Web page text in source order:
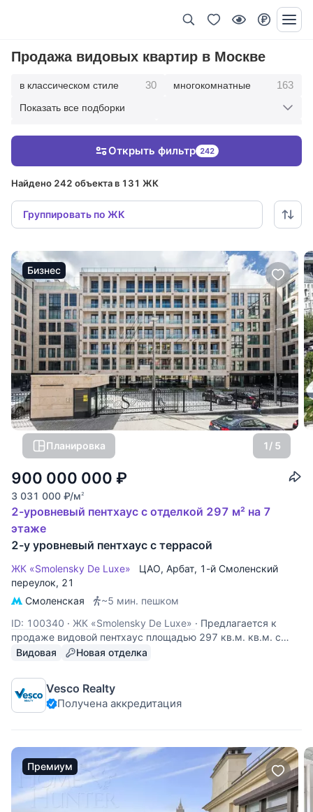
Продажа видовых квартир в Москве
в классическом стиле 30 многокомнатные 163
416 2 комнатные
Показать все подборки
Найдено 242 объекта в 131 ЖК
Группировать по ЖК
Открыть фильтр 242
Бизнес
Планировка 1/ 5
900 000 000 ₽
3 031 000 ₽/м2
2-уровневый пентхаус с отделкой 297 м² на 7
этаже
2-у уровневый пентхаус с террасой
ЖК «Smolensky De Luxe» ЦАО, Арбат, 1-й Смоленский
переулок, 21
Смоленская
~5 мин. пешком
ID: 100340 · ЖК «Smolensky De Luxe» · Предлагается к
продаже видовой пентхаус площадью 297 кв.м. кв.м. с
террасой 140 кв.м. Абсолютно новая дизайнерская отделка
Панорамное остекление. Камин. Планировкой
предусмотрены: 1 уровень - гостиная,
Видовая Новая отделка
Vesco Realty
Получена аккредитация
Премиум